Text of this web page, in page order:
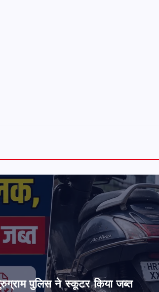
पुलिस ने स्कूटर किया जब्त